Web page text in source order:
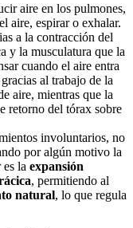
aire en los pulmones,
aire, espirar o exhalar.
a la contracción del
y la musculatura que la
cuando el aire entra
al trabajo de la
aire, mientras que la
retorno del tórax sobre
involuntarios, no
por algún motivo la
la expansión
, permitiendo al
natural, lo que regula